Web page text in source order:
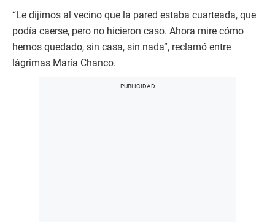
“Le dijimos al vecino que la pared estaba cuarteada, que
podía caerse, pero no hicieron caso. Ahora mire cómo
hemos quedado, sin casa, sin nada”, reclamó entre
lágrimas María Chanco.